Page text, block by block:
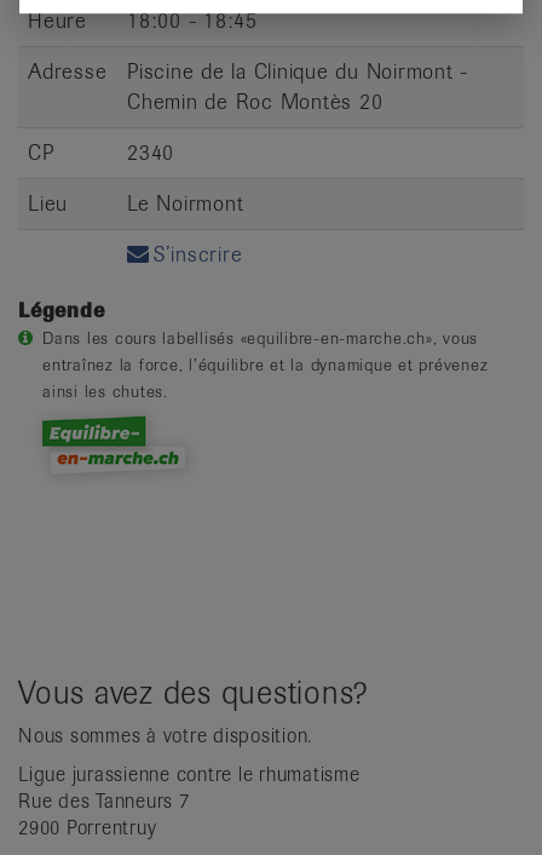
Heure
18:00 - 18:45
Adresse
Piscine de la Clinique du Noirmont -
Chemin de Roc Montès 20
CP
2340
Lieu
Le Noirmont
S’inscrire
Légende
Dans les cours labellisés «equilibre-en-marche.ch», vous
entraînez la force, l’équilibre et la dynamique et prévenez
ainsi les chutes.
Vous avez des questions?
Nous sommes à votre disposition.
Ligue jurassienne contre le rhumatisme
Rue des Tanneurs 7
2900 Porrentruy